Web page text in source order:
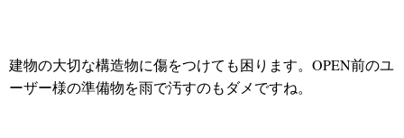
建物の大切な構造物に傷をつけても困ります。OPEN前のユ
ーザー様の準備物を雨で汚すのもダメですね。